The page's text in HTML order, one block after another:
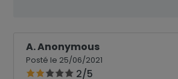
A. Anonymous
Posté le 25/06/2021
2/5